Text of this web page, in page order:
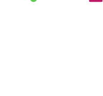
anodiseret sort finish.